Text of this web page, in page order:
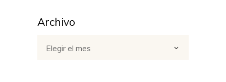
Archivo
Elegir el mes